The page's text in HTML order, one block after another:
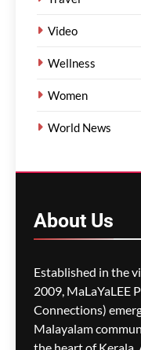
Video
Wellness
Women
World News
About Us
Established in the
2009, MaLaYaLEE
Connections)
Malayalam
the heart of Kerala,